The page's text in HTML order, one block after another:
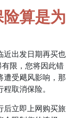
算是为
近出发日期再买也
限，您将因此错
遭受飓风影响，那
取消保险。
后立即上网购买旅